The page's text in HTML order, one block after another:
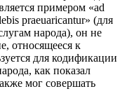
примером «ad
praeuaricantur» (для
народа), он не
относящееся к
для кодификации
как показал
мог совершать